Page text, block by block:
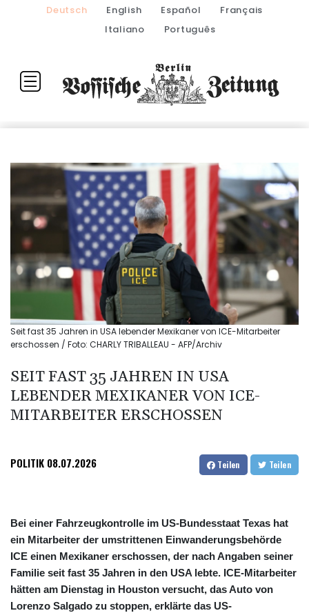
Deutsch English Español
Français
Italiano
Português
Seit fast 35 Jahren in USA lebender Mexikaner von ICE-Mitarbeiter
erschossen / Foto: CHARLY TRIBALLEAU - AFP/Archiv
SEIT FAST 35 JAHREN IN USA
LEBENDER MEXIKANER VON ICE-
MITARBEITER ERSCHOSSEN
POLITIK 08.07.2026 Teilen Teilen
Bei einer Fahrzeugkontrolle im US-Bundesstaat Texas hat
ein Mitarbeiter der umstrittenen Einwanderungsbehörde
ICE einen Mexikaner erschossen, der nach Angaben seiner
Familie seit fast 35 Jahren in den USA lebte. ICE-Mitarbeiter
hätten am Dienstag in Houston versucht, das Auto von
Lorenzo Salgado zu stoppen, erklärte das US-